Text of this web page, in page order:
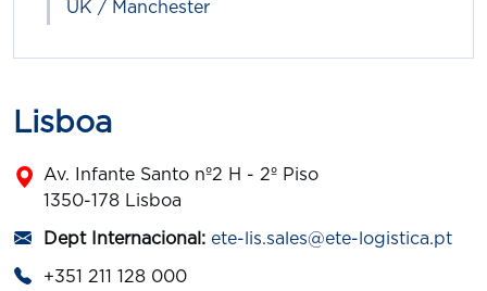
UK / Manchester
Lisboa
Av. Infante Santo nº2 H - 2º Piso
1350-178 Lisboa
Dept Internacional: ete-lis.sales@ete-logistica.pt
+351 211 128 000